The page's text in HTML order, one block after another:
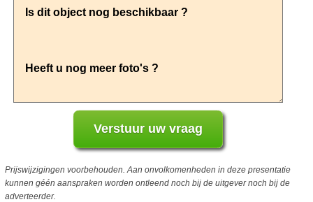
Prijswijzigingen voorbehouden. Aan onvolkomenheden in deze presentatie
kunnen géén aanspraken worden ontleend noch bij de uitgever noch bij de
adverteerder.